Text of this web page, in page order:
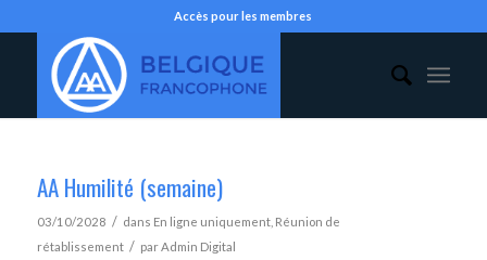
Accès pour les membres
AA Humilité (semaine)
03/10/2028 / dans En ligne uniquement, Réunion de
rétablissement / parAdmin Digital